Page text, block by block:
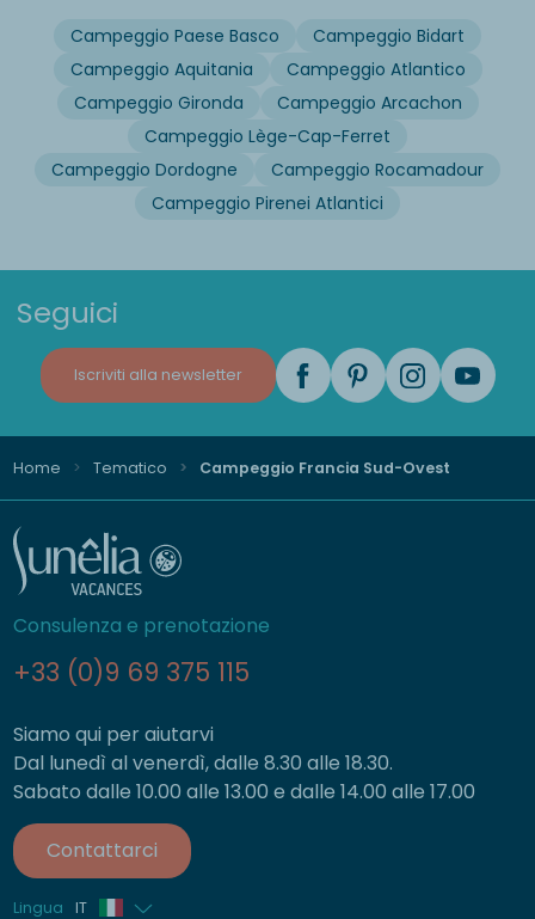
Campeggio Paese Basco
Campeggio Bidart
Campeggio Aquitania
Campeggio Atlantico
Campeggio Gironda
Campeggio Arcachon
Campeggio Lège-Cap-Ferret
Campeggio Dordogne
Campeggio Rocamadour
Campeggio Pirenei Atlantici
Seguici
Iscriviti alla newsletter
Home Tematico Campeggio Francia Sud-Ovest
Consulenza e prenotazione
+33 (0)9 69 375 115
Siamo qui per aiutarvi
Dal lunedì al venerdì, dalle 8.30 alle 18.30.
Sabato dalle 10.00 alle 13.00 e dalle 14.00 alle 17.00
Contattarci
Lingua IT